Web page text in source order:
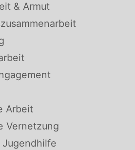
& Armut
Arbeit
Vernetzung